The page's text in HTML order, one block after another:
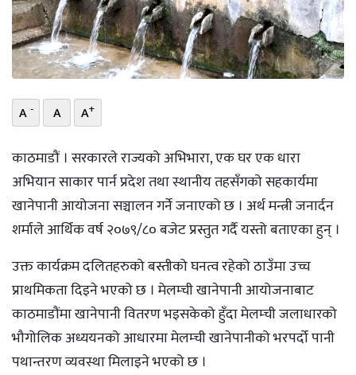
छापा
खोज
प्रोफाइल
ऊर्जा
विशेष
A - A A+
काठमाडौं । सरकारले राज्यको अभिभारा, एक घर एक धारा
अभियान साकार पार्न प्रदेश तथा स्थानीय तहसँगको सहकार्यमा
खानेपानी आयोजना सञ्चालन गर्ने जनाएको छ । अर्थ मन्त्री जनार्दन
शर्माले आर्थिक वर्ष २०७९/८० बजेट प्रस्तुत गर्दै यस्तो बताएका हुन् ।
उक्त कार्यक्रम दलितहरुको बस्तीको घनत्व रहेको ठाउँमा उच्च
प्राथमिकता दिइने भएको छ । मेलम्ची खानेपानी आयोजनाबाट
काठमाडौंमा खानेपानी वितरण भइसकेको हुँदा मेलम्ची जलाधारको
भौगोलिक अध्ययनको आधारमा मेलम्ची खानेपानीको भरपर्दो पानी
पथान्तरण व्यवस्था मिलाइने भएको छ ।